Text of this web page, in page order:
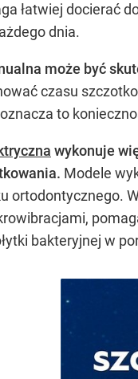
łatwiej docierać
dnia.
może być
czasu
to
wykonuje
Modele
ortodontycznego.
bakteryjnej w